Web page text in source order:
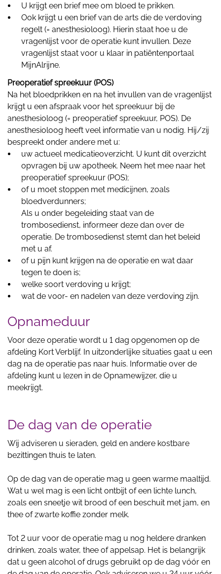
U krijgt een brief mee om bloed te prikken.
Ook krijgt u een brief van de arts die de verdoving
regelt (= anesthesioloog). Hierin staat hoe u de
vragenlijst voor de operatie kunt invullen. Deze
vragenlijst staat voor u klaar in patiëntenportaal
MijnAlrijne.
Preoperatief spreekuur (POS)
Na het bloedprikken en na het invullen van de vragenlijst
krijgt u een afspraak voor het spreekuur bij de
anesthesioloog (= preoperatief spreekuur, POS). De
anesthesioloog heeft veel informatie van u nodig. Hij/zij
bespreekt onder andere met u:
uw actueel medicatieoverzicht. U kunt dit overzicht
opvragen bij uw apotheek. Neem het mee naar het
preoperatief spreekuur (POS);
of u moet stoppen met medicijnen, zoals
bloedverdunners;
Als u onder begeleiding staat van de
trombosedienst, informeer deze dan over de
operatie. De trombosedienst stemt dan het beleid
met u af.
of u pijn kunt krijgen na de operatie en wat daar
tegen te doen is;
welke soort verdoving u krijgt;
wat de voor- en nadelen van deze verdoving zijn.
Opnameduur
Voor deze operatie wordt u 1 dag opgenomen op de
afdeling Kort Verblijf. In uitzonderlijke situaties gaat u een
dag na de operatie pas naar huis. Informatie over de
afdeling kunt u lezen in de Opnamewijzer, die u
meekrijgt.
De dag van de operatie
Wij adviseren u sieraden, geld en andere kostbare
bezittingen thuis te laten.
Op de dag van de operatie mag u geen warme maaltijd.
Wat u wel mag is een licht ontbijt of een lichte lunch,
zoals een sneetje wit brood of een beschuit met jam, en
thee of zwarte koffie zonder melk.
Tot 2 uur voor de operatie mag u nog heldere dranken
drinken, zoals water, thee of appelsap. Het is belangrijk
dat u geen alcohol of drugs gebruikt op de dag vóór en